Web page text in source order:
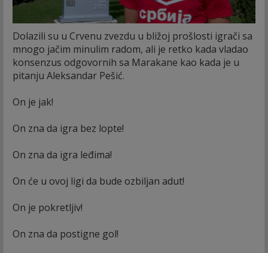
Dolazili su u Crvenu zvezdu u bližoj prošlosti igrači sa
mnogo jačim minulim radom, ali je retko kada vladao
konsenzus odgovornih sa Marakane kao kada je u
pitanju Aleksandar Pešić.
On je jak!
On zna da igra bez lopte!
On zna da igra leđima!
On će u ovoj ligi da bude ozbiljan adut!
On je pokretljiv!
On zna da postigne gol!